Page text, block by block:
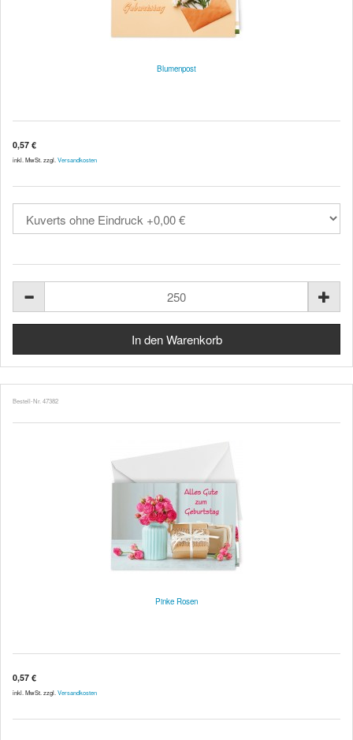
Blumenpost
0,57 €
inkl. MwSt. zzgl. Versandkosten
Bestell-Nr. 47382
Pinke Rosen
0,57 €
inkl. MwSt. zzgl. Versandkosten